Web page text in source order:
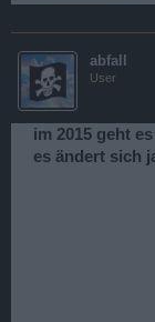
abfall
User
im 2015 geht
es ändert sich